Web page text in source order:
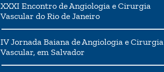
XXXI Encontro de Angiologia e Cirurgia
Vascular do Rio de Janeiro
IV Jornada Baiana de Angiologia e Cirurgia
Vascular, em Salvador